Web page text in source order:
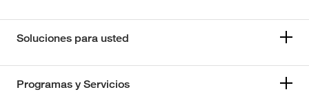
Soluciones para usted
Programas y Servicios